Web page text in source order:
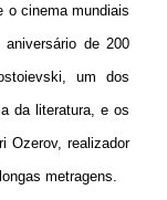
o cinema mundiais
de 200
um dos
da literatura, e os
Ozerov, realizador
metragens.